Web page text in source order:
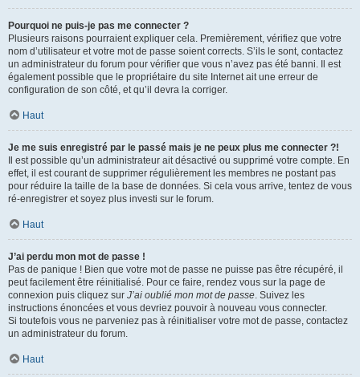
Pourquoi ne puis-je pas me connecter ?
Plusieurs raisons pourraient expliquer cela. Premièrement, vérifiez que votre
nom d’utilisateur et votre mot de passe soient corrects. S’ils le sont, contactez
un administrateur du forum pour vérifier que vous n’avez pas été banni. Il est
également possible que le propriétaire du site Internet ait une erreur de
configuration de son côté, et qu’il devra la corriger.
Haut
Je me suis enregistré par le passé mais je ne peux plus me connecter ?!
Il est possible qu’un administrateur ait désactivé ou supprimé votre compte. En
effet, il est courant de supprimer régulièrement les membres ne postant pas
pour réduire la taille de la base de données. Si cela vous arrive, tentez de vous
ré-enregistrer et soyez plus investi sur le forum.
Haut
J’ai perdu mon mot de passe !
Pas de panique ! Bien que votre mot de passe ne puisse pas être récupéré, il
peut facilement être réinitialisé. Pour ce faire, rendez vous sur la page de
connexion puis cliquez sur J’ai oublié mon mot de passe. Suivez les
instructions énoncées et vous devriez pouvoir à nouveau vous connecter.
Si toutefois vous ne parveniez pas à réinitialiser votre mot de passe, contactez
un administrateur du forum.
Haut